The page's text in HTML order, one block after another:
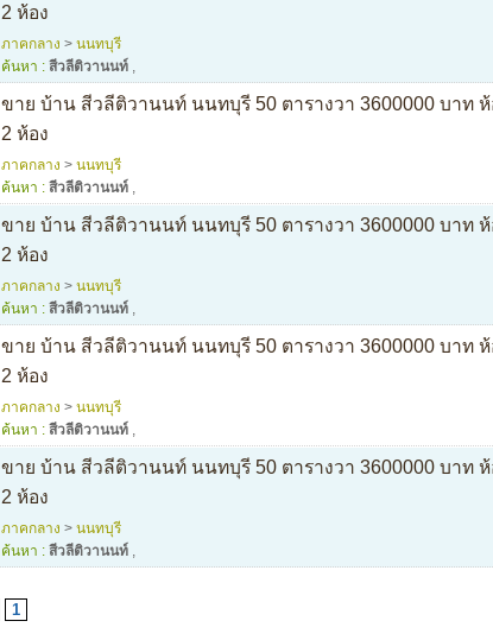
2 ห้อง
ภาคกลาง > นนทบุรี
ค้นหา : สีวลีติวานนท์ ,
ขาย บ้าน สีวลีติวานนท์ นนทบุรี 50 ตารางวา 3600000 บาท
2 ห้อง
ภาคกลาง > นนทบุรี
ค้นหา : สีวลีติวานนท์ ,
ขาย บ้าน สีวลีติวานนท์ นนทบุรี 50 ตารางวา 3600000 บาท
2 ห้อง
ภาคกลาง > นนทบุรี
ค้นหา : สีวลีติวานนท์ ,
ขาย บ้าน สีวลีติวานนท์ นนทบุรี 50 ตารางวา 3600000 บาท
2 ห้อง
ภาคกลาง > นนทบุรี
ค้นหา : สีวลีติวานนท์ ,
ขาย บ้าน สีวลีติวานนท์ นนทบุรี 50 ตารางวา 3600000 บาท
2 ห้อง
ภาคกลาง > นนทบุรี
ค้นหา : สีวลีติวานนท์ ,
1